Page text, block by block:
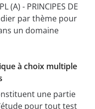
(A) - PRINCIPES DE
par thème pour
un domaine
à choix multiple
une partie
pour tout test